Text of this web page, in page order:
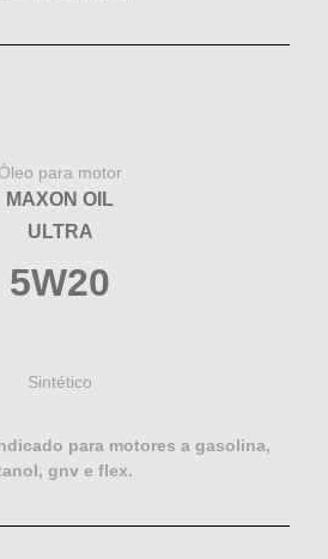
Óleo para motor
MAXON OIL
ULTRA
5W20
Sintético
para motores a gasolina,
gnv e flex.